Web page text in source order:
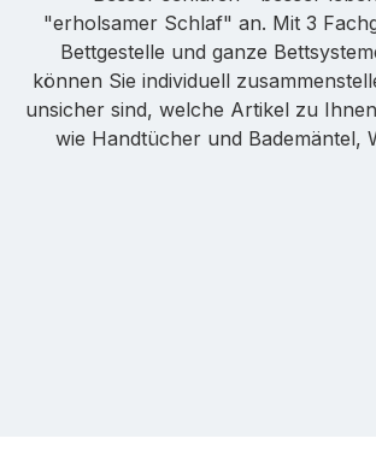
"erholsamer Schlaf" an. Mit 3
Bettgestelle und ganze
können Sie individuell
unsicher sind, welche Artikel zu
wie Handtücher und Bademäntel,